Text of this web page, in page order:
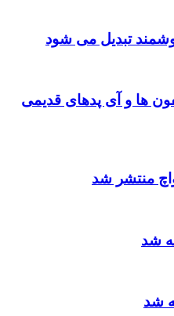
تبدیل می شود
ها و آی پدهای قدیمی
منتشر شد
شد
شد